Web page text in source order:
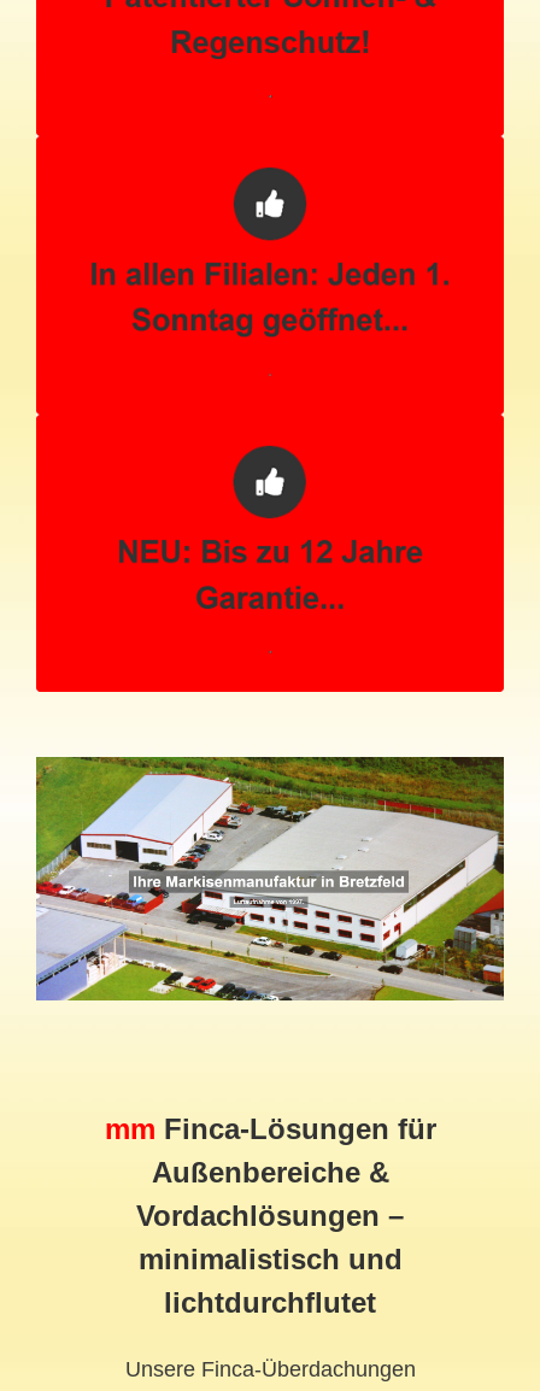
mm Finca-Lösungen für
Außenbereiche &
Vordachlösungen –
minimalistisch und
lichtdurchflutet
Unsere Finca-Überdachungen